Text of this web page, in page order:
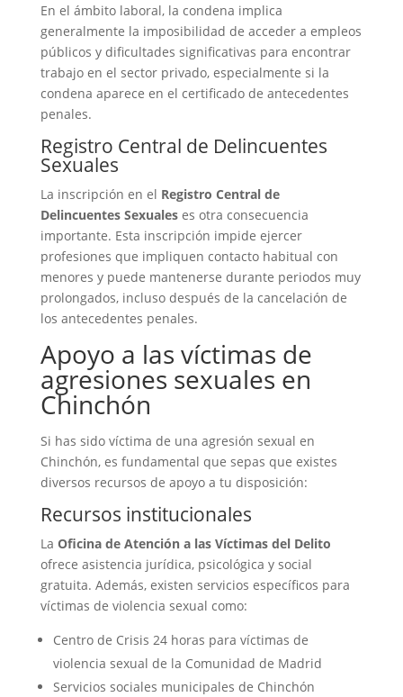
En el ámbito laboral, la condena implica
generalmente la imposibilidad de acceder a empleos
públicos y dificultades significativas para encontrar
trabajo en el sector privado, especialmente si la
condena aparece en el certificado de antecedentes
penales.
Registro Central de Delincuentes
Sexuales
La inscripción en el Registro Central de
Delincuentes Sexualeses otra consecuencia
importante. Esta inscripción impide ejercer
profesiones que impliquen contacto habitual con
menores y puede mantenerse durante periodos muy
prolongados, incluso después de la cancelación de
los antecedentes penales.
Apoyo a las víctimas de
agresiones sexuales en
Chinchón
Si has sido víctima de una agresión sexual en
Chinchón, es fundamental que sepas que existes
diversos recursos de apoyo a tu disposición:
Recursos institucionales
La Oficina de Atención a las Víctimas del Delito
ofrece asistencia jurídica, psicológica y social
gratuita. Además, existen servicios específicos para
víctimas de violencia sexual como:
Centro de Crisis 24 horas para víctimas de
violencia sexual de la Comunidad de Madrid
Servicios sociales municipales de Chinchón